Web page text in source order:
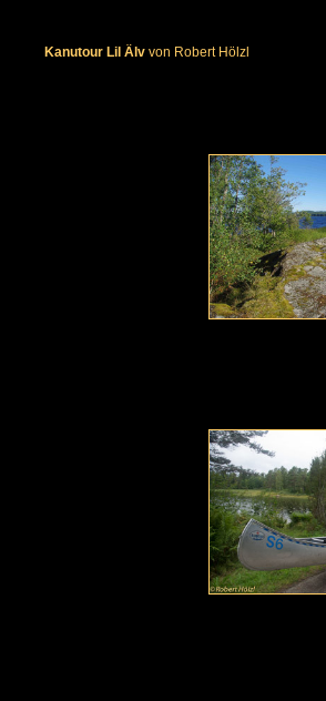
Kanutour Lil Älv von Robert Hölzl